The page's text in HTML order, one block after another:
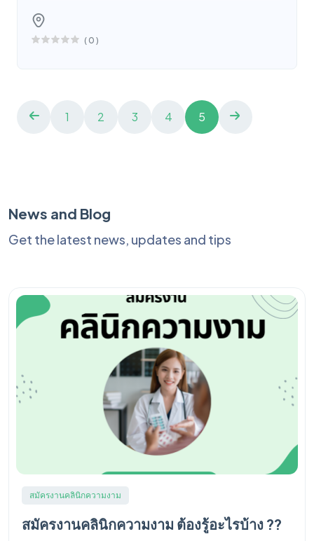
( 0 )
1 2 3 4 5
News and Blog
Get the latest news, updates and tips
สมัครงานคลินิกความงาม
สมัครงานคลินิกความงาม ต้องรู้อะไรบ้าง ??